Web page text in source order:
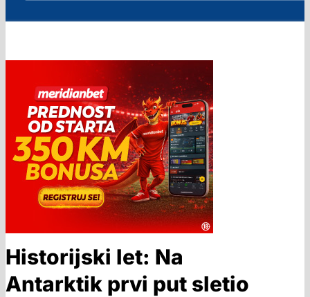
Historijski let: Na
Antarktik prvi put sletio